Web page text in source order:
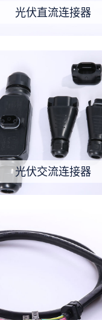
光伏直流连接器
光伏交流连接器